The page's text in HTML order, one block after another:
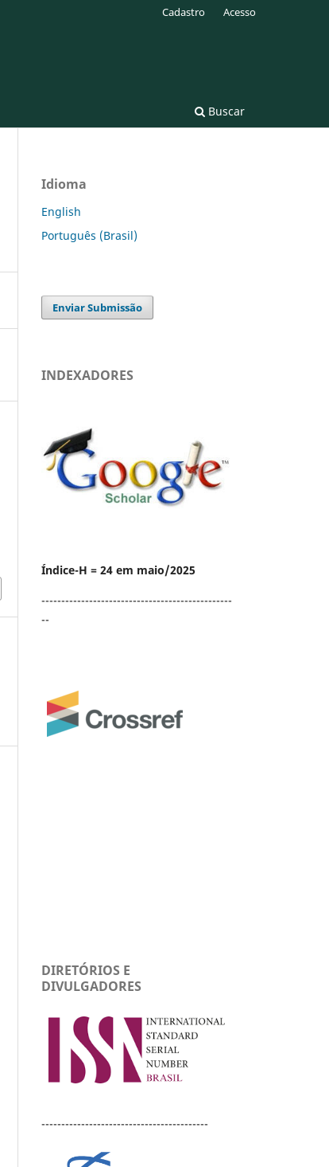
Buscar
Cadastro Acesso
Idioma
English
Português (Brasil)
Enviar Submissão
INDEXADORES
Índice-H = 24 em maio/2025
------------------------------------------------
--
DIRETÓRIOS E
DIVULGADORES
------------------------------------------